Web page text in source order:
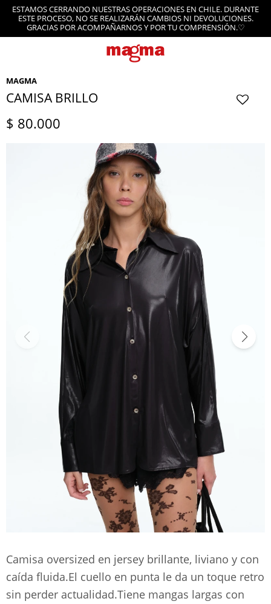
ESTAMOS CERRANDO NUESTRAS OPERACIONES EN CHILE. DURANTE
ESTE PROCESO, NO SE REALIZARÁN CAMBIOS NI DEVOLUCIONES.
GRACIAS POR ACOMPAÑARNOS Y POR TU COMPRENSIÓN.♡
MAGMA
CAMISA BRILLO
$ 80.000
Camisa oversized en jersey brillante, liviano y con
caída fluida.El cuello en punta le da un toque retro
sin perder actualidad.Tiene mangas largas con